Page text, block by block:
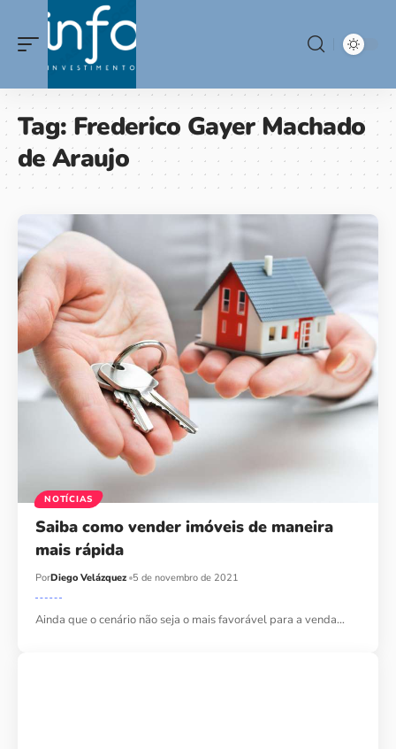
Tag:Frederico Gayer Machado
de Araujo
NOTÍCIAS
Saiba como vender imóveis de maneira
mais rápida
PorDiego Velázquez 5 de novembro de 2021
Ainda que o cenário não seja o mais favorável para a venda…